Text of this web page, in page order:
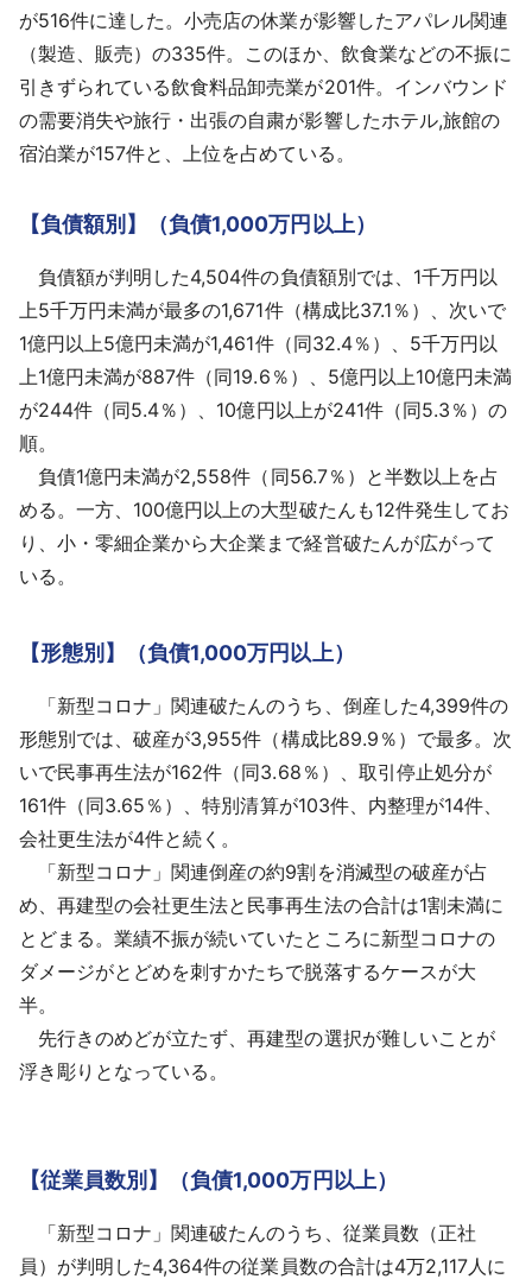
が516件に達した。小売店の休業が影響したアパレル関連
（製造、販売）の335件。このほか、飲食業などの不振に
引きずられている飲食料品卸売業が201件。インバウンド
の需要消失や旅行・出張の自粛が影響したホテル,旅館の
宿泊業が157件と、上位を占めている。
【負債額別】（負債1,000万円以上）
負債額が判明した4,504件の負債額別では、1千万円以
上5千万円未満が最多の1,671件（構成比37.1％）、次いで
1億円以上5億円未満が1,461件（同32.4％）、5千万円以
上1億円未満が887件（同19.6％）、5億円以上10億円未満
が244件（同5.4％）、10億円以上が241件（同5.3％）の
順。
負債1億円未満が2,558件（同56.7％）と半数以上を占
める。一方、100億円以上の大型破たんも12件発生してお
り、小・零細企業から大企業まで経営破たんが広がって
いる。
【形態別】（負債1,000万円以上）
「新型コロナ」関連破たんのうち、倒産した4,399件の
形態別では、破産が3,955件（構成比89.9％）で最多。次
いで民事再生法が162件（同3.68％）、取引停止処分が
161件（同3.65％）、特別清算が103件、内整理が14件、
会社更生法が4件と続く。
「新型コロナ」関連倒産の約9割を消滅型の破産が占
め、再建型の会社更生法と民事再生法の合計は1割未満に
とどまる。業績不振が続いていたところに新型コロナの
ダメージがとどめを刺すかたちで脱落するケースが大
半。
先行きのめどが立たず、再建型の選択が難しいことが
浮き彫りとなっている。
【従業員数別】（負債1,000万円以上）
「新型コロナ」関連破たんのうち、従業員数（正社
員）が判明した4,364件の従業員数の合計は4万2,117人に